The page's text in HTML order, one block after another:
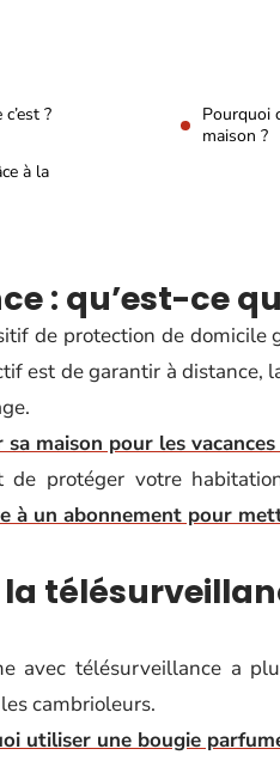
?
Pourquoi
maison ?
à la
: qu’est-ce
de protection de domicile
est de garantir à distance,
maison pour les
de protéger votre
à un abonnement pour
avec télésurveillance a
cambrioleurs.
utiliser une bougie